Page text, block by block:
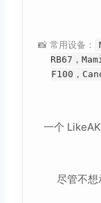
📸 常用设备：
RB67，
F100，
一个
尽管不想